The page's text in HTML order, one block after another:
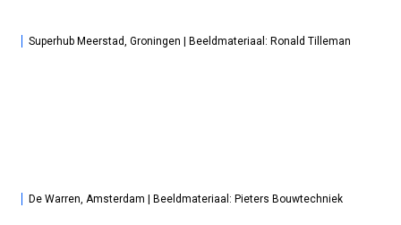
Superhub Meerstad, Groningen | Beeldmateriaal: Ronald Tilleman
De Warren, Amsterdam | Beeldmateriaal: Pieters Bouwtechniek